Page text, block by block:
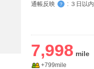
通帳反映
？ : ３日以内
7,998
+799mile